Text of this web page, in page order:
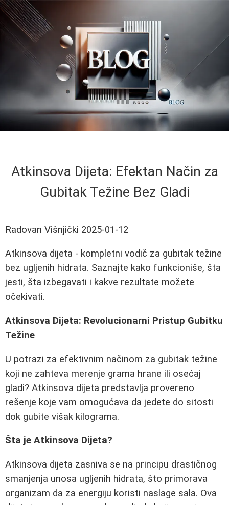
Atkinsova Dijeta: Efektan Način za
Gubitak Težine Bez Gladi
Radovan Višnjički 2025-01-12
Atkinsova dijeta - kompletni vodič za gubitak težine
bez ugljenih hidrata. Saznajte kako funkcioniše, šta
jesti, šta izbegavati i kakve rezultate možete
očekivati.
Atkinsova Dijeta: Revolucionarni Pristup Gubitku
Težine
U potrazi za efektivnim načinom za gubitak težine
koji ne zahteva merenje grama hrane ili osećaj
gladi? Atkinsova dijeta predstavlja provereno
rešenje koje vam omogućava da jedete do sitosti
dok gubite višak kilograma.
Šta je Atkinsova Dijeta?
Atkinsova dijeta zasniva se na principu drastičnog
smanjenja unosa ugljenih hidrata, što primorava
organizam da za energiju koristi naslage sala. Ova